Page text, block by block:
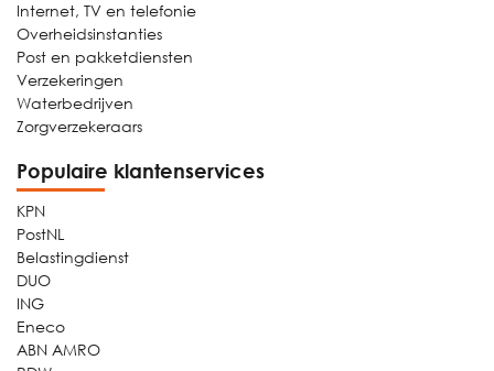
Internet, TV en telefonie
Overheidsinstanties
Post en pakketdiensten
Verzekeringen
Waterbedrijven
Zorgverzekeraars
Populaire klantenservices
KPN
PostNL
Belastingdienst
DUO
ING
Eneco
ABN AMRO